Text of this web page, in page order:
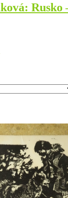
Rusko